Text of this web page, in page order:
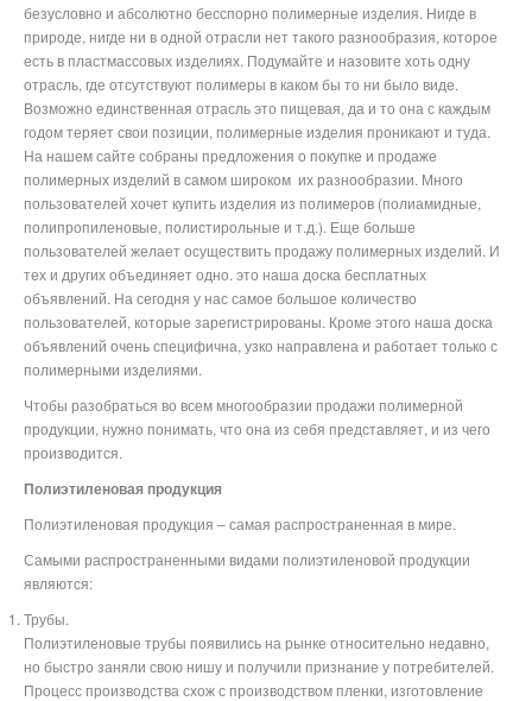
безусловно и абсолютно бесспорно полимерные изделия. Нигде в
природе, нигде ни в одной отрасли нет такого разнообразия, которое
есть в пластмассовых изделиях. Подумайте и назовите хоть одну
отрасль, где отсутствуют полимеры в каком бы то ни было виде.
Возможно единственная отрасль это пищевая, да и то она с каждым
годом теряет свои позиции, полимерные изделия проникают и туда.
На нашем сайте собраны предложения о покупке и продаже
полимерных изделий в самом широком их разнообразии. Много
пользователей хочет купить изделия из полимеров (полиамидные,
полипропиленовые, полистирольные и т.д.). Еще больше
пользователей желает осуществить продажу полимерных изделий. И
тех и других объединяет одно. это наша доска бесплатных
объявлений. На сегодня у нас самое большое количество
пользователей, которые зарегистрированы. Кроме этого наша доска
объявлений очень специфична, узко направлена и работает только с
полимерными изделиями.
Чтобы разобраться во всем многообразии продажи полимерной
продукции, нужно понимать, что она из себя представляет, и из чего
производится.
Полиэтиленовая продукция
Полиэтиленовая продукция – самая распространенная в мире.
Самыми распространенными видами полиэтиленовой продукции
являются:
Трубы.
Полиэтиленовые трубы появились на рынке относительно недавно,
но быстро заняли свою нишу и получили признание у потребителей.
Процесс производства схож с производством пленки, изготовление